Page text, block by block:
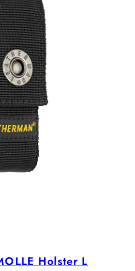
Holster L